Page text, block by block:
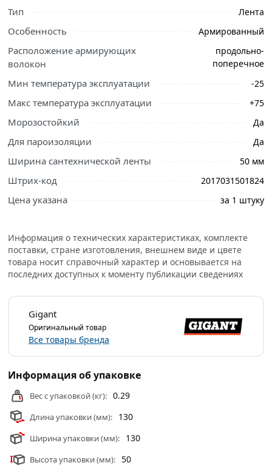
Ознакомьтесь с подробными характеристиками,
описанием и отзывами о товаре, чтобы сделать
профессиональные менеджеры обработают заказ и
свяжутся с Вами для согласования условий доставки
или самовывоза.
Условия доставки и цены на товар Сантехническая
армированная лента 50 мм х 30 м из категории
Изолента, Лента, Скотч
области.
Тип Лента
Особенность Армированный
Расположение армирующих
волокон
продольно-
поперечное
Мин температура эксплуатации -25
Макс температура эксплуатации +75
Морозостойкий Да
Для пароизоляции Да
Ширина сантехнической ленты 50 мм
Штрих-код 2017031501824
Цена указана за 1 штуку
Информация о технических характеристиках, комплекте
поставки, стране изготовления, внешнем виде и цвете
товара носит справочный характер и основывается на
последних доступных к моменту публикации сведениях
Gigant
Оригинальный товар
Все товары бренда
Информация об упаковке
Вес с упаковкой (кг): 0.29
Длина упаковки (мм): 130
Ширина упаковки (мм): 130
Высота упаковки (мм): 50